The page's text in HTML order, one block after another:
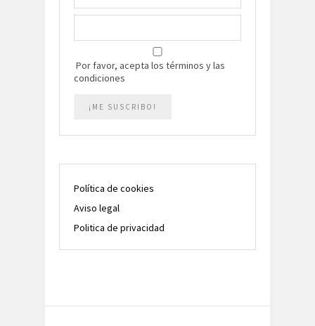
Por favor, acepta los términos y las
condiciones
Política de cookies
Aviso legal
Politica de privacidad